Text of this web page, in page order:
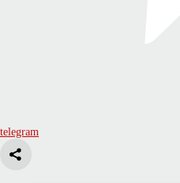
telegram